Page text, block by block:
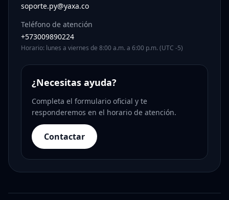
soporte.py@yaxa.co
Teléfono de atención
+573009890224
Horario: lunes a viernes de 8:00 a.m. a 6:00 p.m. (UTC -5)
¿Necesitas ayuda?
Completa el formulario oficial y te
responderemos en el horario de atención.
Contactar